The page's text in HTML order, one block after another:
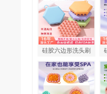
硅胶六边形洗头刷